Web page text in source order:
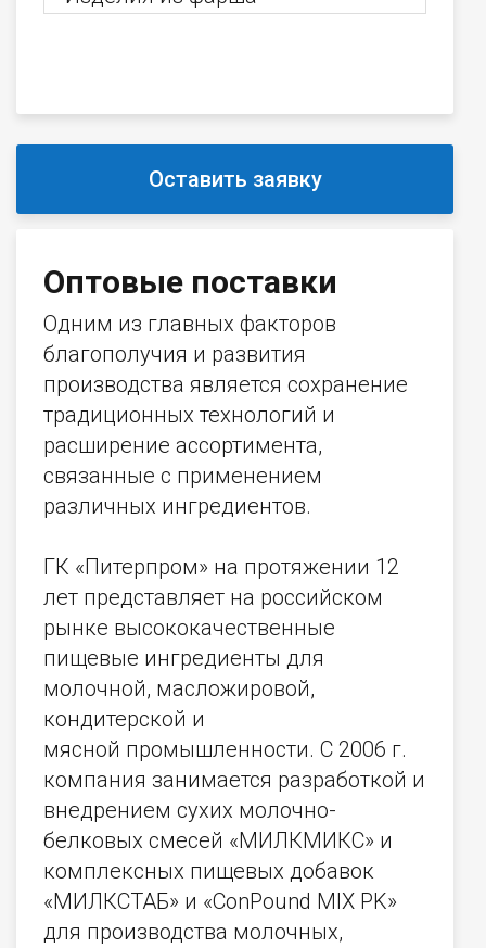
Оставить заявку
Оптовые поставки
Одним из главных факторов
благополучия и развития
производства является сохранение
традиционных технологий и
расширение ассортимента,
связанные с применением
различных ингредиентов.
ГК «Питерпром» на протяжении 12
лет представляет на российском
рынке высококачественные
пищевые ингредиенты для
молочной, масложировой,
кондитерской и
мясной промышленности. С 2006 г.
компания занимается разработкой и
внедрением сухих молочно-
белковых смесей «МИЛКМИКС» и
комплексных пищевых добавок
«МИЛКСТАБ» и «ConPound MIX PK»
для производства молочных,